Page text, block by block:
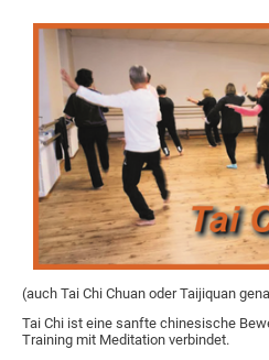
(auch Tai Chi Chuan oder Taijiquan
Tai Chi ist eine sanfte chinesische
Training mit Meditation verbindet.